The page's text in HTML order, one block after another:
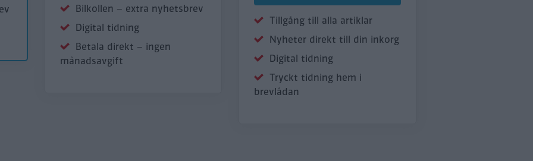
Bilkollen – extra nyhetsbrev
Digital tidning
Betala direkt – ingen
månadsavgift
Tillgång till alla artiklar
Nyheter direkt till din inkorg
Digital tidning
Tryckt tidning hem i
brevlådan